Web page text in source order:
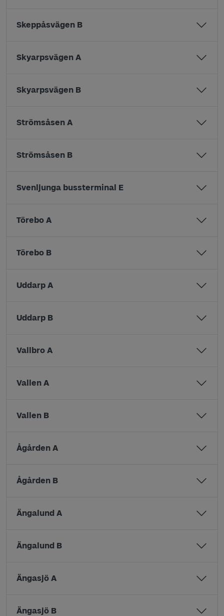
Skeppåsvägen B
Skyarpsvägen A
Skyarpsvägen B
Strömsåsen A
Strömsåsen B
Svenljunga bussterminal E
Törebo A
Törebo B
Uddarp A
Uddarp B
Vallbro A
Vallen A
Vallen B
Ågården A
Ågården B
Ängalund A
Ängalund B
Ängasjö A
Ängasjö B